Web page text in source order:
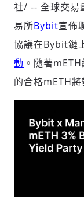
社/ -- 全球交易
易所Bybit宣佈
協議在Bybit鏈
動 。隨著
的合格mETH